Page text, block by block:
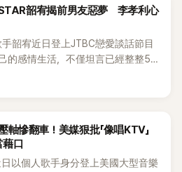
韶宥揭前男友惡夢 李孝利心
韶宥近日登上JTBC戀愛談話節目
的感情生活，不僅坦言已經整整5
空窗至今的原因，全與上一段戀情
慘翻車！美媒狠批「像唱KTV」
口
以個人歌手身分登上美國大型音樂